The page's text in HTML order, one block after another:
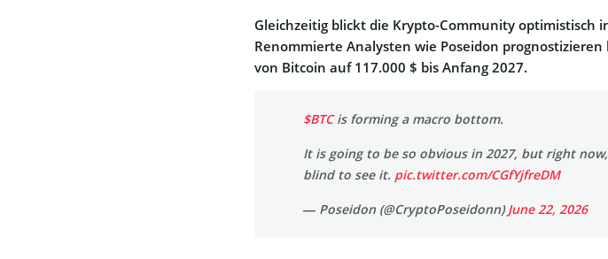
Gleichzeitig blickt die Krypto-Community optimistisch
Renommierte Analysten wie Poseidon prognostizieren
von Bitcoin auf 117.000 $ bis Anfang 2027.
$BTCis forming a macro bottom.
It is going to be so obvious in 2027, but right
blind to see it. pic.twitter.com/CGfYjfreDM
— Poseidon (@CryptoPoseidonn)June 22, 2026